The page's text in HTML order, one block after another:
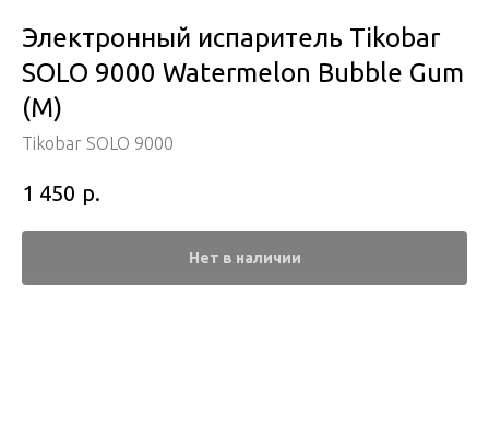
Электронный испаритель Tikobar
SOLO 9000 Watermelon Bubble Gum
(М)
Tikobar SOLO 9000
1 450 р.
Нет в наличии